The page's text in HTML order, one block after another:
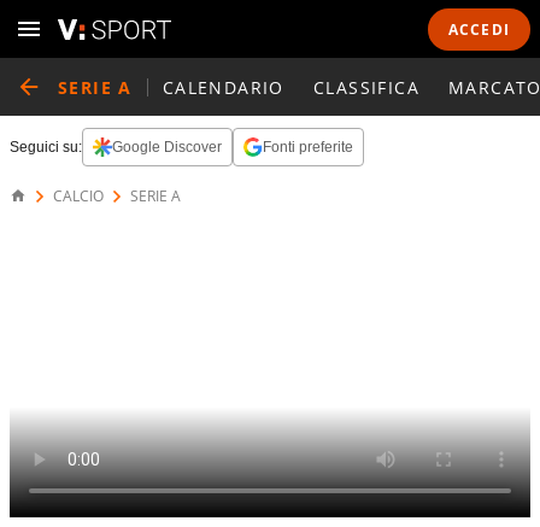
ACCEDI
SERIE A CALENDARIO CLASSIFICA
Seguici su: Google Discover Fonti preferite
CALCIO SERIE A